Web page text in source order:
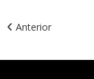
Anterior